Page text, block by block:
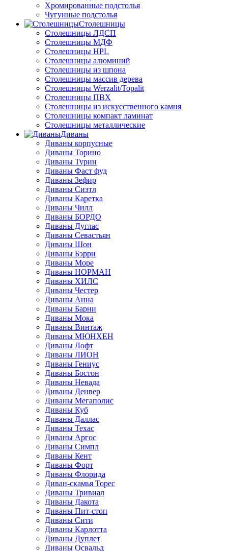
Хромированные подстолья
Чугунные подстолья
Столешницы
Столешницы ЛДСП
Столешницы МДФ
Столешницы HPL
Столешницы алюминий
Столешницы из шпона
Столешницы массив дерева
Столешницы Werzalit/Topalit
Столешницы ПВХ
Столешницы из искусственного камня
Столешницы компакт ламинат
Столешницы металлические
Диваны
Диваны корпусные
Диваны Торино
Диваны Турин
Диваны Фаст фуд
Диваны Зефир
Диваны Сиэтл
Диваны Каретка
Диваны Чилл
Диваны БОРДО
Диваны Дуглас
Диваны Севастьян
Диваны Шон
Диваны Бэрри
Диваны Море
Диваны НОРМАН
Диваны ХИЛС
Диваны Честер
Диваны Анна
Диваны Барни
Диваны Мока
Диваны Винтаж
Диваны МЮНХЕН
Диваны Лофт
Диваны ЛИОН
Диваны Гениус
Диваны Бостон
Диваны Невада
Диваны Денвер
Диваны Мегаполис
Диваны Куб
Диваны Даллас
Диваны Техас
Диваны Аргос
Диваны Симпл
Диваны Кент
Диваны Форт
Диваны Флорида
Диван-скамья Торес
Диваны Тривиал
Диваны Дакота
Диваны Пит-стоп
Диваны Сити
Диваны Карлотта
Диваны Дуплет
Диваны Освальд